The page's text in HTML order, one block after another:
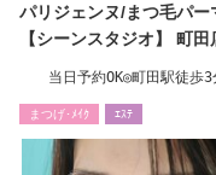
パリジェンヌ/まつ毛パ
【シーンスタジオ】 町田
当日予約OK◎町田駅徒
まつげ･ﾒｲｸ ｴｽﾃ